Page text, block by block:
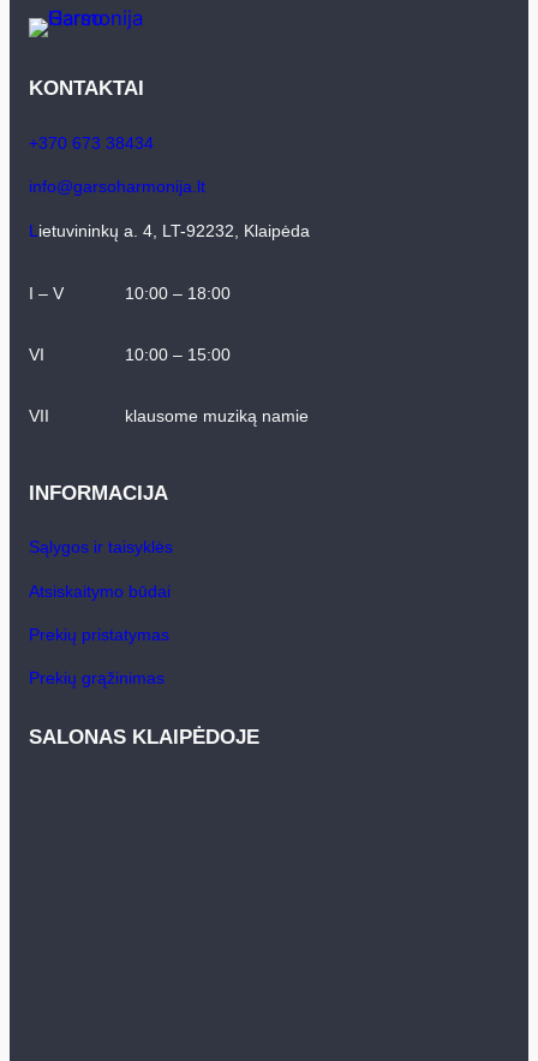
KONTAKTAI
+370 673 38434
info@garsoharmonija.lt
L ietuvininkų a. 4, LT-92232, Klaipėda
I – V 10:00 – 18:00
VI 10:00 – 15:00
VII klausome muziką namie
INFORMACIJA
Sąlygos ir taisyklės
Atsiskaitymo būdai
Prekių pristatymas
Prekių grąžinimas
SALONAS KLAIPĖDOJE